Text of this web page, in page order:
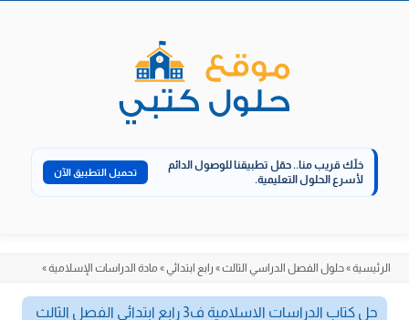
خلّك قريب منا.. حمّل تطبيقنا للوصول الدائم
لأسرع الحلول التعليمية.
تحميل التطبيق الآن
الرئيسية»حلول الفصل الدراسي الثالث» رابع ابتدائي» مادة الدراسات الإسلامية»
حل كتاب الدراسات الاسلامية ف3 رابع ابتدائي الفصل الثالث